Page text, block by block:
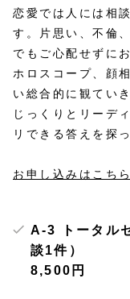
恋愛では人には相
す。片思い、不倫
でもご心配せずに
ホロスコープ、顔
い総合的に観てい
じっくりとリーデ
リできる答えを探
お申し込みはこち
A-3 トータル
談1件）
8,500円